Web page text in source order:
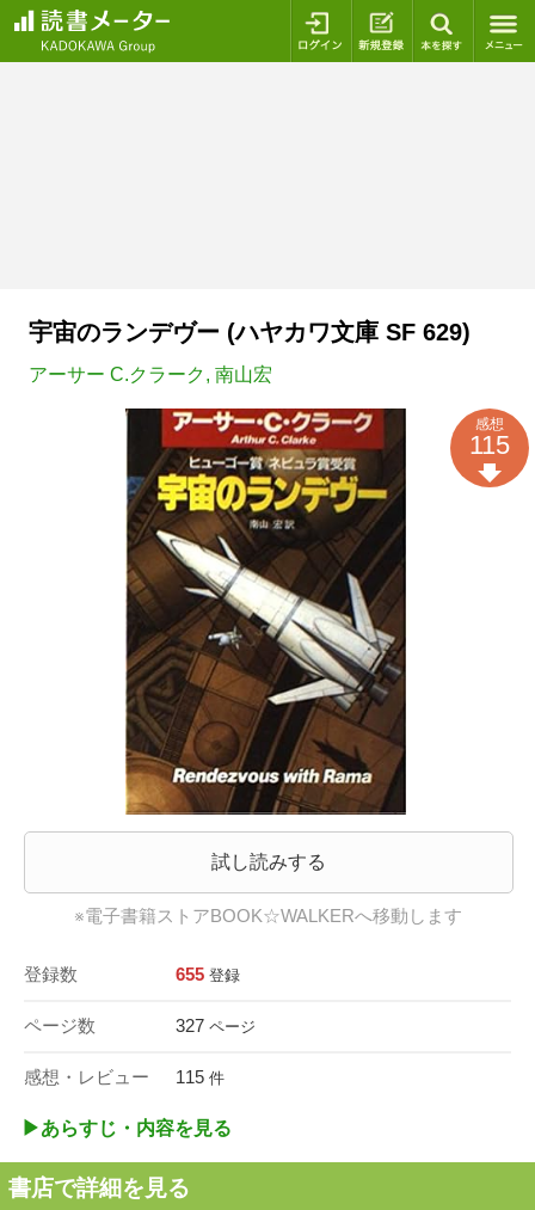
ログイン 新規登録
宇宙のランデヴー (ハヤカワ文庫 SF 629)
アーサー C.クラーク, 南山宏
試し読みする
※電子書籍ストアBOOK☆WALKERへ移動します
登録数 655 登録
ページ数 327 ページ
感想・レビュー 115 件
感想
115
▶︎あらすじ・内容を見る
書店で詳細を見る